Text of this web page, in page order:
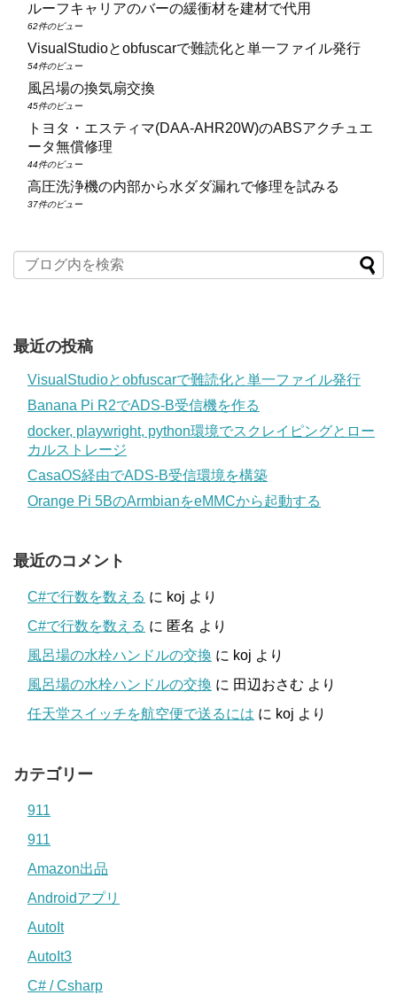
ルーフキャリアのバーの緩衝材を建材で代用
62件のビュー
VisualStudioとobfuscarで難読化と単一ファイル発行
54件のビュー
風呂場の換気扇交換
45件のビュー
トヨタ・エスティマ(DAA‑AHR20W)のABSアクチュエ
ータ無償修理
44件のビュー
高圧洗浄機の内部から水ダダ漏れで修理を試みる
37件のビュー
最近の投稿
VisualStudioとobfuscarで難読化と単一ファイル発行
Banana Pi R2でADS-B受信機を作る
docker, playwright, python環境でスクレイピングとロー
カルストレージ
CasaOS経由でADS-B受信環境を構築
Orange Pi 5BのArmbianをeMMCから起動する
最近のコメント
C#で行数を数える に koj より
C#で行数を数える に 匿名 より
風呂場の水栓ハンドルの交換 に koj より
風呂場の水栓ハンドルの交換 に 田辺おさむ より
任天堂スイッチを航空便で送るには に koj より
カテゴリー
911
911
Amazon出品
Androidアプリ
AutoIt
AutoIt3
C# / Csharp